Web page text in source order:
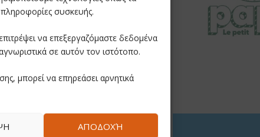
συσκευής.
να επεξεργαζόμαστε δεδομένα
σε αυτόν τον ιστότοπο.
μπορεί να επηρεάσει αρνητικά
ΑΠΟΔΟΧΉ